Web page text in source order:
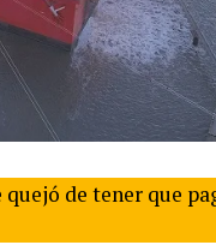
de tener que